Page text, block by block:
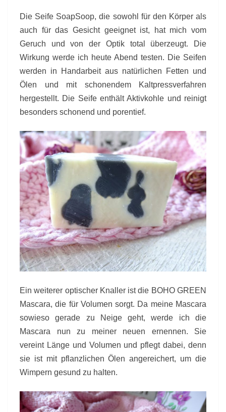
Die Seife SoapSoop, die sowohl für den Körper als
auch für das Gesicht geeignet ist, hat mich vom
Geruch und von der Optik total überzeugt. Die
Wirkung werde ich heute Abend testen. Die Seifen
werden in Handarbeit aus natürlichen Fetten und
Ölen und mit schonendem Kaltpressverfahren
hergestellt. Die Seife enthält Aktivkohle und reinigt
besonders schonend und porentief.
Ein weiterer optischer Knaller ist die BOHO GREEN
Mascara, die für Volumen sorgt. Da meine Mascara
sowieso gerade zu Neige geht, werde ich die
Mascara nun zu meiner neuen ernennen. Sie
vereint Länge und Volumen und pflegt dabei, denn
sie ist mit pflanzlichen Ölen angereichert, um die
Wimpern gesund zu halten.